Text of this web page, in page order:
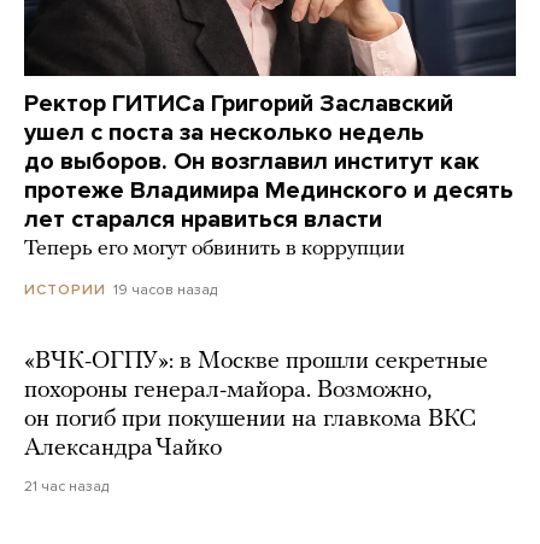
Ректор ГИТИСа Григорий Заславский
ушел с поста за несколько недель
до выборов. Он возглавил институт как
протеже Владимира Мединского и десять
лет старался нравиться власти
Теперь его могут обвинить в коррупции
ИСТОРИИ 19 часов назад
«ВЧК-ОГПУ»: в Москве прошли секретные
похороны генерал-майора. Возможно,
он погиб при покушении на главкома ВКС
Александра Чайко
21 час назад